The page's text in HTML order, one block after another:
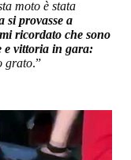
moto è stata
si provasse a
ricordato che sono
e vittoria in gara:
grato.”